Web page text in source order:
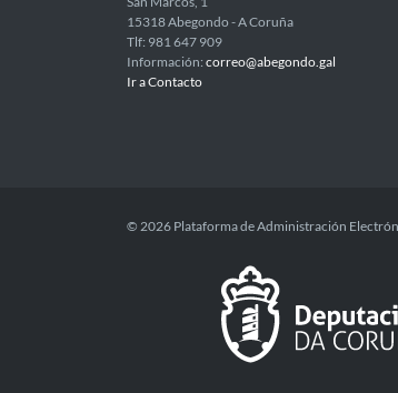
15318 Abegondo - A Coruña
Tlf: 981 647 909
Información: correo@abegondo.gal
Ir a Contacto
© 2026 Plataforma de Administración